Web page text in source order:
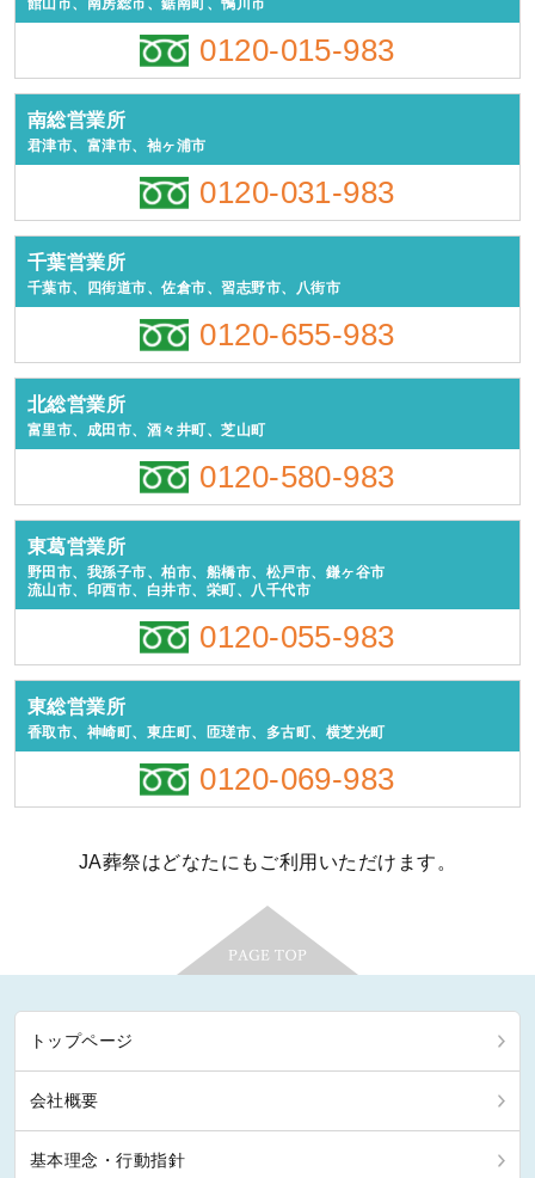
館山市、南房総市、鋸南町、鴨川市
0120-015-983
南総営業所
君津市、富津市、袖ヶ浦市
0120-031-983
千葉営業所
千葉市、四街道市、佐倉市、習志野市、八街市
0120-655-983
北総営業所
富里市、成田市、酒々井町、芝山町
0120-580-983
東葛営業所
野田市、我孫子市、柏市、船橋市、松戸市、鎌ヶ谷市
流山市、印西市、白井市、栄町、八千代市
0120-055-983
東総営業所
香取市、神崎町、東庄町、匝瑳市、多古町、横芝光町
0120-069-983
JA葬祭はどなたにもご利用いただけます。
トップページ
会社概要
基本理念・行動指針